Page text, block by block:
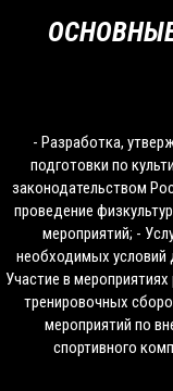
- Разработка,
подготовки по
законодательством
проведение
мероприятий; -
необходимых условий
Участие в
тренировочных
мероприятий по
спортивного